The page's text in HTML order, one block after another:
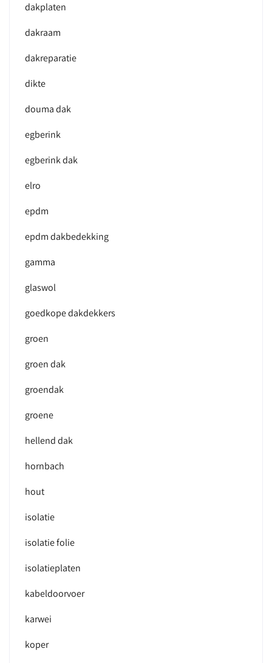
dakplaten
dakraam
dakreparatie
dikte
douma dak
egberink
egberink dak
elro
epdm
epdm dakbedekking
gamma
glaswol
goedkope dakdekkers
groen
groen dak
groendak
groene
hellend dak
hornbach
hout
isolatie
isolatie folie
isolatieplaten
kabeldoorvoer
karwei
koper